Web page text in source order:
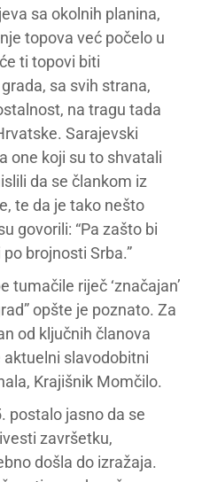
sa okolnih planina,
topova već počelo u
ti topovi biti
sa svih strana,
na tragu tada
Sarajevski
one koji su to shvatali
da se člankom iz
te da je tako nešto
govorili: “Pa zašto bi
brojnosti Srba.”
tumačile riječ ‘značajan’
opšte je poznato. Za
od ključnih članova
aktuelni slavodobitni
Krajišnik Momčilo.
postalo jasno da se
završetku,
došla do izražaja.